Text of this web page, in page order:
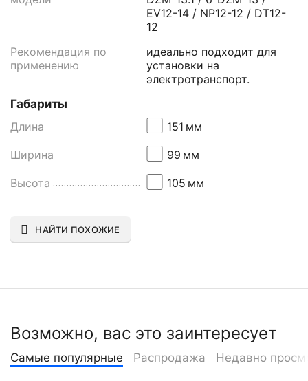
EV12-14 / NP12-12 / DT12-
12
Рекомендация по
применению
идеально подходит для
установки на
электротранспорт.
Габариты
Длина
151 мм
Ширина 99 мм
Высота 105 мм
НАЙТИ ПОХОЖИЕ
Возможно, вас это заинтересует
Самые популярные Распродажа Недавно